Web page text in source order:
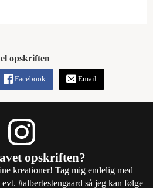
Del opskriften
Facebook Email
opskriften?
kreationer! Tag mig endelig med
evt. #albertestengaard så jeg kan følge